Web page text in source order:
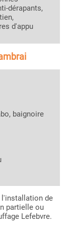
dérapants,
d'appu
baignoire
l'installation de
partielle ou
Lefebvre.